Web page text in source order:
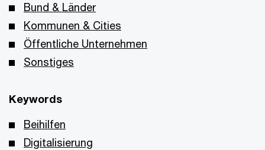
Bund & Länder
Kommunen & Cities
Öffentliche Unternehmen
Sonstiges
Keywords
Beihilfen
Digitalisierung